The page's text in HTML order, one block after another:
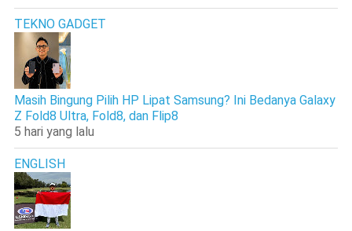
TEKNO GADGET
Masih Bingung Pilih HP Lipat Samsung? Ini Bedanya Galaxy
Z Fold8 Ultra, Fold8, dan Flip8
5 hari yang lalu
ENGLISH